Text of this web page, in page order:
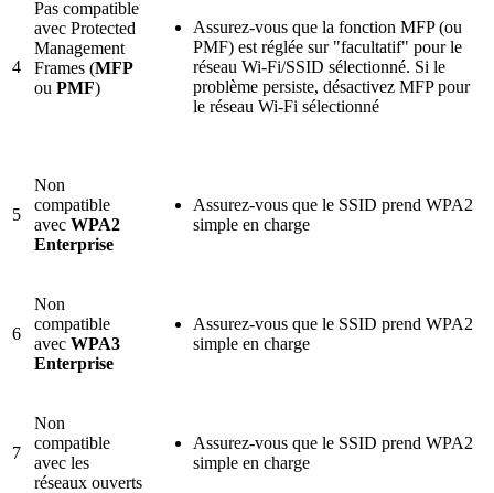
4
Pas compatible
avec Protected
Management
Frames (MFP
ou PMF)
Assurez-vous que la fonction MFP (ou
PMF) est réglée sur "facultatif" pour le
réseau Wi-Fi/SSID sélectionné. Si le
problème persiste, désactivez MFP pour
le réseau Wi-Fi sélectionné
5
Non
compatible
avec WPA2
Enterprise
Assurez-vous que le SSID prend WPA2
simple en charge
6
Non
compatible
avec WPA3
Enterprise
Assurez-vous que le SSID prend WPA2
simple en charge
7
Non
compatible
avec les
réseaux ouverts
Assurez-vous que le SSID prend WPA2
simple en charge